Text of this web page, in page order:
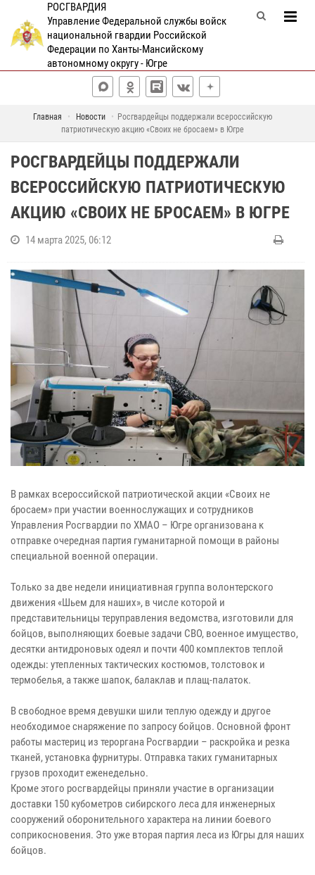
РОСГВАРДИЯ
Управление Федеральной службы войск
национальной гвардии Российской
Федерации по Ханты-Мансийскому
автономному округу - Югре
Главная Новости
Росгвардейцы поддержали всероссийскую
патриотическую акцию «Своих не бросаем» в Югре
РОСГВАРДЕЙЦЫ ПОДДЕРЖАЛИ
ВСЕРОССИЙСКУЮ ПАТРИОТИЧЕСКУЮ
АКЦИЮ «СВОИХ НЕ БРОСАЕМ» В ЮГРЕ
14 марта 2025, 06:12
В рамках всероссийской патриотической акции «Своих не
бросаем» при участии военнослужащих и сотрудников
Управления Росгвардии по ХМАО – Югре организована к
отправке очередная партия гуманитарной помощи в районы
специальной военной операции.
Только за две недели инициативная группа волонтерского
движения «Шьем для наших», в числе которой и
представительницы теруправления ведомства, изготовили для
бойцов, выполняющих боевые задачи СВО, военное имущество,
десятки антидроновых одеял и почти 400 комплектов теплой
одежды: утепленных тактических костюмов, толстовок и
термобелья, а также шапок, балаклав и плащ-палаток.
В свободное время девушки шили теплую одежду и другое
необходимое снаряжение по запросу бойцов. Основной фронт
работы мастериц из тероргана Росгвардии – раскройка и резка
тканей, установка фурнитуры. Отправка таких гуманитарных
грузов проходит еженедельно.
Кроме этого росгвардейцы приняли участие в организации
доставки 150 кубометров сибирского леса для инженерных
сооружений оборонительного характера на линии боевого
соприкосновения. Это уже вторая партия леса из Югры для наших
бойцов.